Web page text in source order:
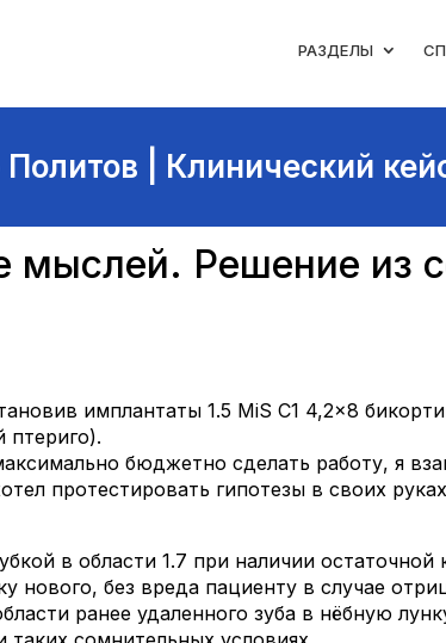
РАЗДЕЛЫ
| Клинический
Решение из
имплантаты 1.5 MiS C1 4,2×8
птериго).
бюджетно сделать работу, я
протестировать гипотезы в своих
в области 1.7 при наличии
без вреда пациенту в случае
ранее удаленного зуба в нёбную